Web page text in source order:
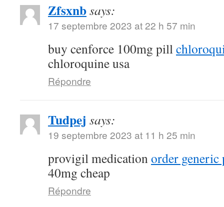
Zfsxnbsays:
17 septembre 2023 at 22 h 57 min
buy cenforce 100mg pill
chloroquine usa
Répondre
Tudpej says:
19 septembre 2023 at 11 h 25 min
provigil medicationorder
40mg cheap
Répondre